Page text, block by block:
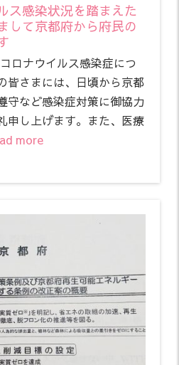
ス感染状況を踏まえた
して京都府から府民の
ロナウイルス感染症につ
皆さまには、日頃から京都
守など感染症対策に御協力
申し上げます。また、医療
more